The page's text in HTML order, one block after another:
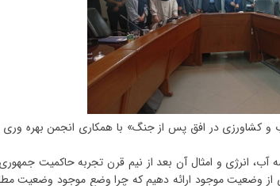
کشاورزی در افق پس از جنگ» با همکاری انجمن بهره وری
وضعیت موجود ارائه دهیم که چرا وضع موجود وضعیت